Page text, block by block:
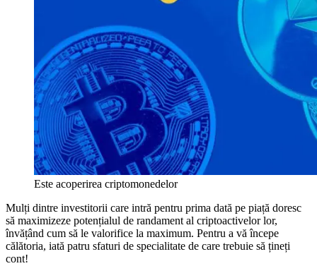
Este acoperirea criptomonedelor
Mulți dintre investitorii care intră pentru prima dată pe piață doresc
să maximizeze potențialul de randament al criptoactivelor lor,
învățând cum să le valorifice la maximum. Pentru a vă începe
călătoria, iată patru sfaturi de specialitate de care trebuie să țineți
cont!